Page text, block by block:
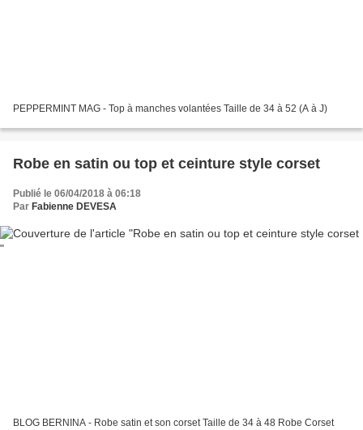
PEPPERMINT MAG - Top à manches volantées Taille de 34 à 52 (A à J)
Robe en satin ou top et ceinture style corset
Publié le 06/04/2018 à 06:18
Par Fabienne DEVESA
BLOG BERNINA - Robe satin et son corset Taille de 34 à 48 Robe Corset